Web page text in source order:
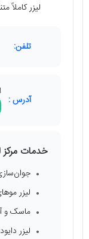
لیزر کاملاً
تلفن:
آدرس :
خدمات مرکز
لیزر
ماسک و
لیزر